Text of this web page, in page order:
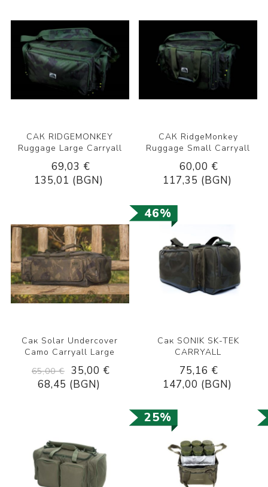
САК RIDGEMONKEY
Ruggage Large Carryall
69,03 €
135,01 (BGN)
САК RidgeMonkey
Ruggage Small Carryall
60,00 €
117,35 (BGN)
46%
Сак Solar Undercover
Camo Carryall Large
65,00 € 35,00 €
68,45 (BGN)
Сак SONIK SK-TEK
CARRYALL
75,16 €
147,00 (BGN)
25%